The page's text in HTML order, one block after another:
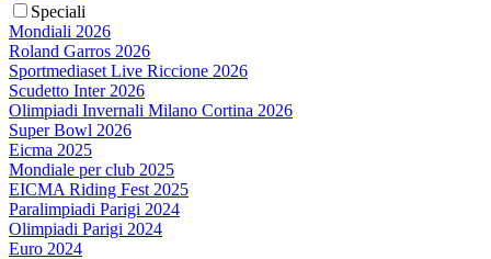
Speciali
Mondiali 2026
Roland Garros 2026
Sportmediaset Live Riccione 2026
Scudetto Inter 2026
Olimpiadi Invernali Milano Cortina 2026
Super Bowl 2026
Eicma 2025
Mondiale per club 2025
EICMA Riding Fest 2025
Paralimpiadi Parigi 2024
Olimpiadi Parigi 2024
Euro 2024